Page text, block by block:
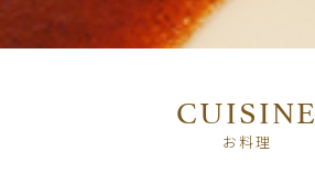
CUISINE
お料理